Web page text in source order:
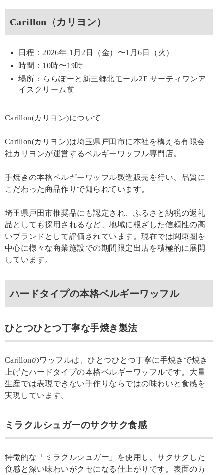
Carillon（カリヨン）
日程：2026年 1月2日（金）〜1月6日（火）
時間：10時〜19時
場所：ららぽーと新三郷北モール2F サーティワンア
イスクリーム前
Carillon(カリヨン)について
Carillon(カリヨン)は埼玉県戸田市に本社を構える有限会
社カリヨンが運営するベルギーワッフル専門店。
手焼きの本格ベルギーワッフル製造販売を行い、品質に
こだわった商品作りで知られています。
埼玉県戸田市推奨品にも認定され、ふるさと納税の返礼
品としても採用されるなど、地域に根ざした信頼性の高
いブランドとして評価されています。現在では関東圏を
中心に様々な商業施設での期間限定出店を積極的に展開
しています。
ハードタイプの本格ベルギーワッフル
ひとつひとつ丁寧な手焼き製法
Carillonのワッフルは、ひとつひとつ丁寧に手焼きで焼き
上げたハードタイプの本格ベルギーワッフルです。大量
生産では表現できない手作りならではの味わいと食感を
実現しています。
ミラクルシュガーのサクサク食感
特徴的な「ミラクルシュガー」を使用し、サクサクした
食感と深い味わいがクセになる仕上がりです。表面のカ